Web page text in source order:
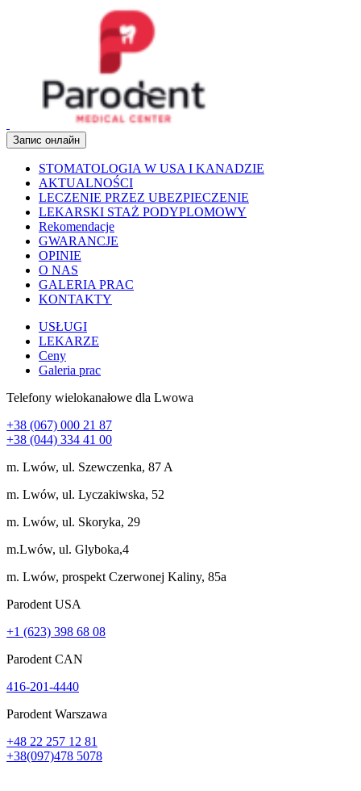
Запис онлайн
STOMATOLOGIA W USA I KANADZIE
AKTUALNOŚCI
LECZENIE PRZEZ UBEZPIECZENIE
LEKARSKI STAŻ PODYPLOMOWY
Rekomendacje
GWARANCJE
OPINIE
O NAS
GALERIA PRAC
KONTAKTY
USŁUGI
LEKARZE
Ceny
Galeria prac
Telefony wielokanałowe dla Lwowa
+38 (067) 000 21 87
+38 (044) 334 41 00
m. Lwów, ul. Szewczenka, 87 A
m. Lwów, ul. Lyczakiwska, 52
m. Lwów, ul. Skoryka, 29
m.Lwów, ul. Glyboka,4
m. Lwów, prospekt Czerwonej Kaliny, 85a
Parodent USА
+1 (623) 398 68 08
Parodent CAN
416-201-4440
Parodent Warszawa
+48 22 257 12 81
+38(097)478 5078